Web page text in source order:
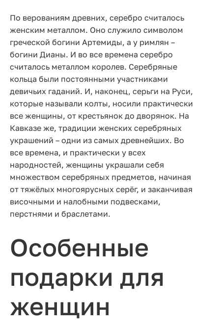
По верованиям древних, серебро считалось
женским металлом. Оно служило символом
греческой богини Артемиды, а у римлян –
богини Дианы. И во все времена серебро
считалось металлом королев. Серебряные
кольца были постоянными участниками
девичьих гаданий. И, наконец, серьги на Руси,
которые называли колты, носили практически
все женщины, от крестьянок до дворянок. На
Кавказе же, традиции женских серебряных
украшений – одни из самых древнейших. Во
все времена, и практически у всех
народностей, женщины украшали себя
множеством серебряных предметов, начиная
от тяжёлых многоярусных серёг, и заканчивая
височными и налобными подвесками,
перстнями и браслетами.
Особенные
подарки для
женщин